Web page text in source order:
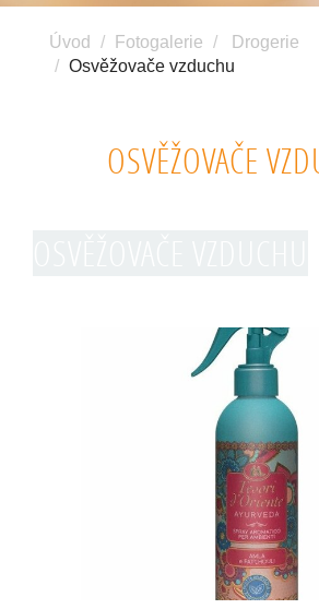
Úvod Fotogalerie
Drogerie
Osvěžovače vzduchu
OSVĚŽOVAČE